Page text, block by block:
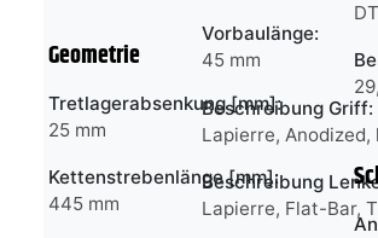
Geometrie
Tretlagerabsenkung [mm]:
25 mm
Kettenstrebenlänge [mm]:
445 mm
Vorbaulänge:
45 mm
Beschreibung Griff:
Lapierre,
Beschreibung
Lapierre, Flat-Bar,